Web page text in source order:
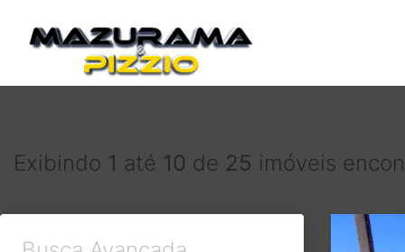
Exibindo 1 até 10 de 25 imóveis